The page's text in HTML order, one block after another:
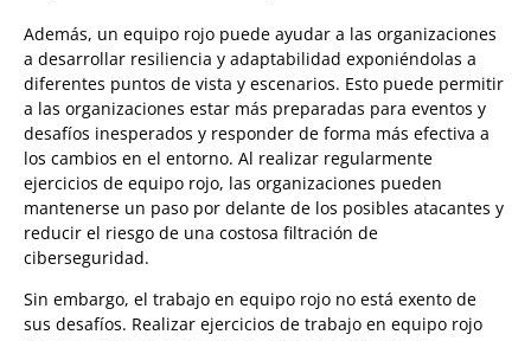
Además, un equipo rojo puede ayudar a las organizaciones
a desarrollar resiliencia y adaptabilidad exponiéndolas a
diferentes puntos de vista y escenarios. Esto puede permitir
a las organizaciones estar más preparadas para eventos y
desafíos inesperados y responder de forma más efectiva a
los cambios en el entorno. Al realizar regularmente
ejercicios de equipo rojo, las organizaciones pueden
mantenerse un paso por delante de los posibles atacantes y
reducir el riesgo de una costosa filtración de
ciberseguridad.
Sin embargo, el trabajo en equipo rojo no está exento de
sus desafíos. Realizar ejercicios de trabajo en equipo rojo